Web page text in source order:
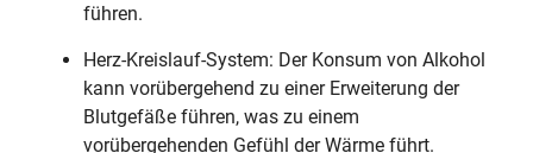
führen.
Herz-Kreislauf-System: Der Konsum von Alkohol
kann vorübergehend zu einer Erweiterung der
Blutgefäße führen, was zu einem
vorübergehenden Gefühl der Wärme führt.